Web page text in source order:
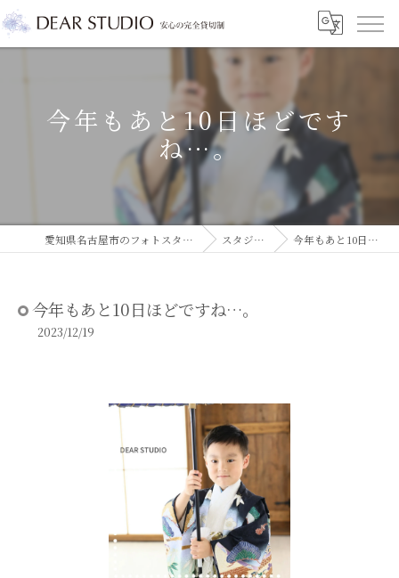
今年もあと10日ほどです
ね…。
愛知県名古屋市のフォトスタジオならDEAR STUDIO スタジオコラム 今年もあと10日ほどですね…。
今年もあと10日ほどですね…。
2023/12/19